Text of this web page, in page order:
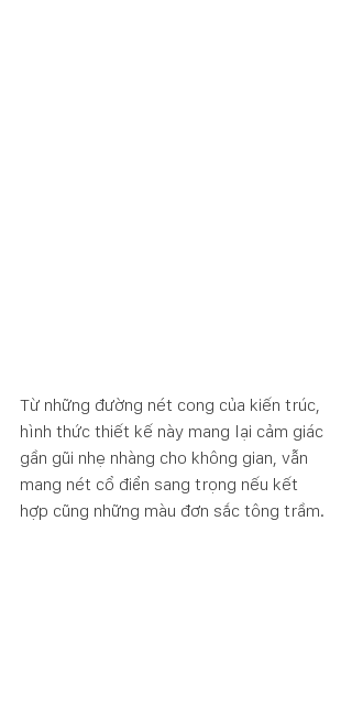
Từ những đường nét cong của kiến trúc,
hình thức thiết kế này mang lại cảm giác
gần gũi nhẹ nhàng cho không gian, vẫn
mang nét cổ điển sang trọng nếu kết
hợp cũng những màu đơn sắc tông trầm.